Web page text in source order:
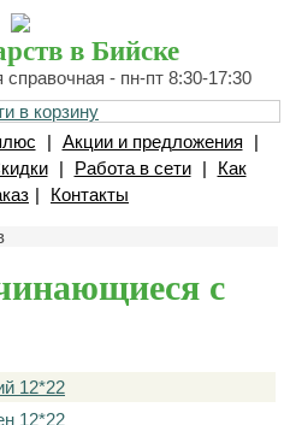
в Бийске
- пн-пт 8:30-17:30
в корзину
| Акции и предложения
|
| Работа в сети |
Как
| Контакты
с
12*22
12*22